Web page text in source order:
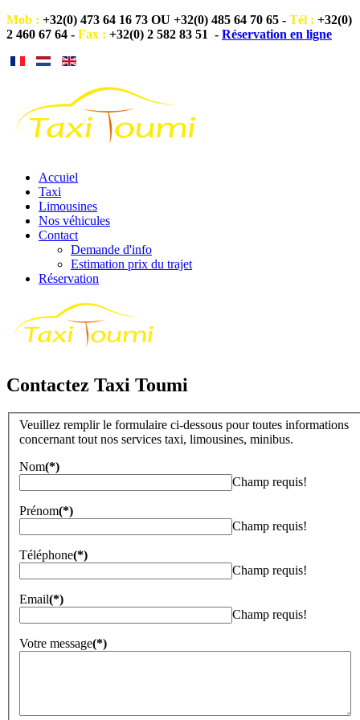
Mob : +32(0) 473 64 16 73 OU +32(0) 485 64 70 65 - Tél : +32(0)
2 460 67 64 - Fax : +32(0) 2 582 83 51 - Réservation en ligne
Accuiel
Taxi
Limousines
Nos véhicules
Contact
Demande d'info
Estimation prix du trajet
Réservation
Contactez Taxi Toumi
Veuillez remplir le formulaire ci-dessous pour toutes informations
concernant tout nos services taxi, limousines, minibus.
Nom(*)
Champ requis!
Prénom(*)
Champ requis!
Téléphone(*)
Champ requis!
Email(*)
Champ requis!
Votre message(*)